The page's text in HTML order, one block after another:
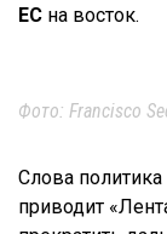
ЕС на восток.
Фото: Francisco
Слова
приводит